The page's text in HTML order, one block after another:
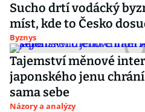
Sucho drtí vodácký
míst, kde to Česko
Byznys
Tajemství měnové
japonského jenu
sama sebe
Názory a analýzy